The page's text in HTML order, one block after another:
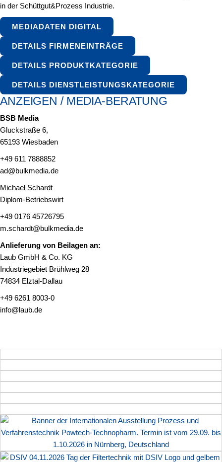
in der Schüttgut&Prozess Industrie.
MEDIADATEN DIGITAL
DETAILS FIRMENEINTRÄGE
DETAILS PRODUKTKATEGORIE
DETAILS DIENSTLEISTUNGSKATEGORIE
ANZEIGEN / MEDIA-BERATUNG
BSB Media
Gluckstraße 6,
65193 Wiesbaden
+49 611 7888852
ad@bulkmedia.de
Michael Schardt
Diplom-Betriebswirt
+49 0176 45726795
m.schardt@bulkmedia.de
Anlieferung von Beilagen an:
Laub GmbH & Co. KG
Industriegebiet Brühlweg 28
74834 Elztal-Dallau
+49 6261 8003-0
info@laub.de